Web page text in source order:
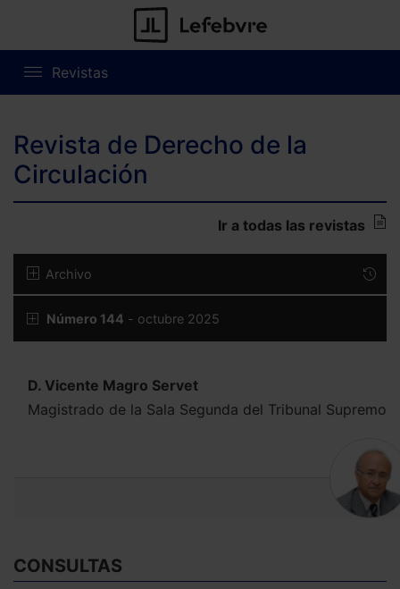
Revistas
Revista de Derecho de la
Circulación
Ir a todas las revistas
Archivo
Número 144 - octubre 2025
D. Vicente Magro Servet
Magistrado de la Sala Segunda del Tribunal Supremo
CONSULTAS